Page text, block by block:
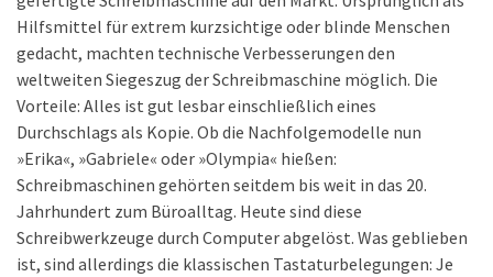
Hilfsmittel für extrem kurzsichtige oder blinde Menschen
gedacht, machten technische Verbesserungen den
weltweiten Siegeszug der Schreibmaschine möglich. Die
Vorteile: Alles ist gut lesbar einschließlich eines
Durchschlags als Kopie. Ob die Nachfolgemodelle nun
»Erika«, »Gabriele« oder »Olympia« hießen:
Schreibmaschinen gehörten seitdem bis weit in das 20.
Jahrhundert zum Büroalltag. Heute sind diese
Schreibwerkzeuge durch Computer abgelöst. Was geblieben
ist, sind allerdings die klassischen Tastaturbelegungen: Je